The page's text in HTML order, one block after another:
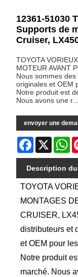
12361-51030
Supports de
Cruiser,
TOYOTA
MOTEUR AVANT
Nous sommes
originales et OEM
Notre produit est
Nous avons une
envoyer une
Facebook
X
Description
TOYOTA
MONTAGES
CRUISER,
distributeurs et
et OEM pour
Notre produit
marché. Nous